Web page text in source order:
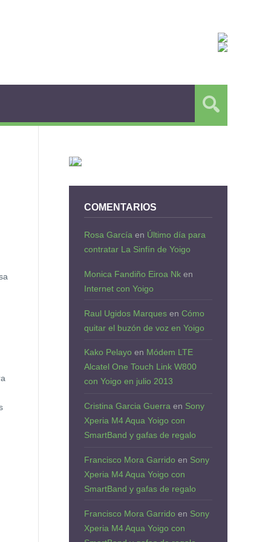
COMENTARIOS
Rosa García en Último día para
contratar La Sinfín de Yoigo
Monica Fandiño Eiroa Nk en
Internet con Yoigo
Raul Ugidos Marques en Cómo
quitar el buzón de voz en Yoigo
Kako Pelayo en Módem LTE
Alcatel One Touch Link W800
con Yoigo en julio 2013
Cristina Garcia Guerra en Sony
Xperia M4 Aqua Yoigo con
SmartBand y gafas de regalo
Francisco Mora Garrido en Sony
Xperia M4 Aqua Yoigo con
SmartBand y gafas de regalo
Francisco Mora Garrido en Sony
Xperia M4 Aqua Yoigo con